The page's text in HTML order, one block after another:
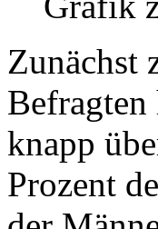
Zunächst
Befragten
knapp
Prozent